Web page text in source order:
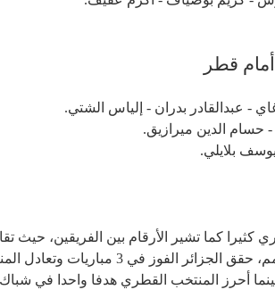
قطر
- عبدالقادر بدران - إلياس الشتي.
حسام الدين ميرازيق.
بلايلي.
الرسمي وكان في بطولة كأس